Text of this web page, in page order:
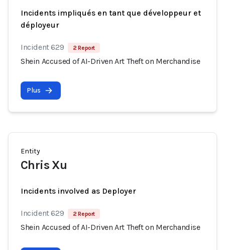
Incidents impliqués en tant que développeur et
déployeur
Incident 629 2 Report
Shein Accused of AI-Driven Art Theft on Merchandise
Plus
Entity
Chris Xu
Incidents involved as Deployer
Incident 629 2 Report
Shein Accused of AI-Driven Art Theft on Merchandise